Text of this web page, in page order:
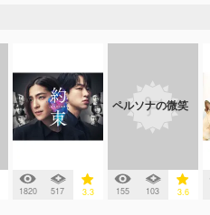
1820 517 3.3
ペルソナの微笑
155 103 3.6